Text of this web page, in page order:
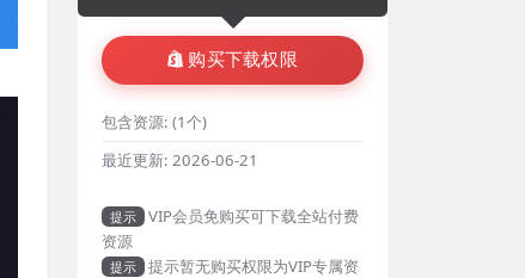
购买下载权限
包含资源: (1个)
最近更新: 2026-06-21
提示
VIP会员免购买可下载全站付费
资源
提示
提示暂无购买权限为VIP专属资